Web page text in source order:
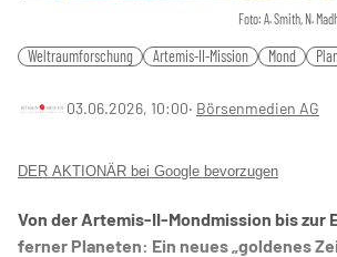
Foto: A. Smith, N.
Weltraumforschung Artemis-II-Mission Mond
03.06.2026, 10:00‧ Börsenmedien AG
DER AKTIONÄR bei Google bevorzugen
Von der Artemis-II-Mondmission bis zur
ferner Planeten: Ein neues „goldenes